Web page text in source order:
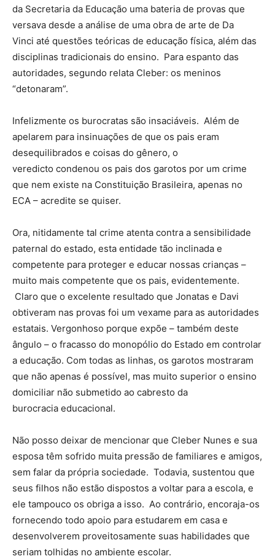
da Secretaria da Educação uma bateria de provas que
versava desde a análise de uma obra de arte de Da
Vinci até questões teóricas de educação física, além das
disciplinas tradicionais do ensino. Para espanto das
autoridades, segundo relata Cleber: os meninos
“detonaram”.
Infelizmente os burocratas são insaciáveis. Além de
apelarem para insinuações de que os pais eram
desequilibrados e coisas do gênero, o
veredicto condenou os pais dos garotos por um crime
que nem existe na Constituição Brasileira, apenas no
ECA – acredite se quiser.
Ora, nitidamente tal crime atenta contra a sensibilidade
paternal do estado, esta entidade tão inclinada e
competente para proteger e educar nossas crianças –
muito mais competente que os pais, evidentemente.
Claro que o excelente resultado que Jonatas e Davi
obtiveram nas provas foi um vexame para as autoridades
estatais. Vergonhoso porque expõe – também deste
ângulo – o fracasso do monopólio do Estado em controlar
a educação. Com todas as linhas, os garotos mostraram
que não apenas é possível, mas muito superior o ensino
domiciliar não submetido ao cabresto da
burocracia educacional.
Não posso deixar de mencionar que Cleber Nunes e sua
esposa têm sofrido muita pressão de familiares e amigos,
sem falar da própria sociedade. Todavia, sustentou que
seus filhos não estão dispostos a voltar para a escola, e
ele tampouco os obriga a isso. Ao contrário, encoraja-os
fornecendo todo apoio para estudarem em casa e
desenvolverem proveitosamente suas habilidades que
seriam tolhidas no ambiente escolar.